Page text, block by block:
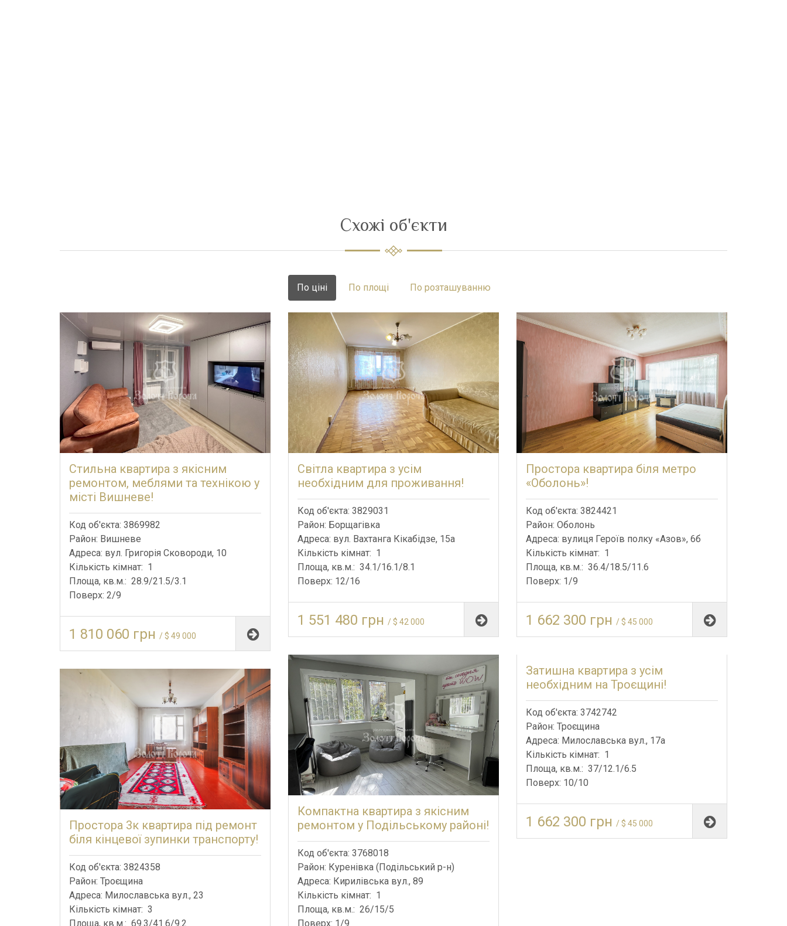
Схожі об'єкти
По ціні По площі По розташуванню
Стильна квартира з якісним
ремонтом, меблями та технікою у
місті Вишневе!
Код об'єкта: 3869982
Район: Вишневе
Адреса: вул. Григорія Сковороди, 10
Кількість кімнат: 1
Площа, кв.м.: 28.9/21.5/3.1
Поверх: 2/9
1 810 060 грн / $ 49 000
Світла квартира з усім
необхідним для проживання!
Код об'єкта: 3829031
Район: Борщагівка
Адреса: вул. Вахтанга Кікабідзе, 15а
Кількість кімнат: 1
Площа, кв.м.: 34.1/16.1/8.1
Поверх: 12/16
1 551 480 грн / $ 42 000
Простора квартира біля метро
«Оболонь»!
Код об'єкта: 3824421
Район: Оболонь
Адреса: вулиця Героїв полку «Азов», 6б
Кількість кімнат: 1
Площа, кв.м.: 36.4/18.5/11.6
Поверх: 1/9
1 662 300 грн / $ 45 000
Простора 3к квартира під ремонт
біля кінцевої зупинки транспорту!
Код об'єкта: 3824358
Район: Троєщина
Адреса: Милославська вул., 23
Кількість кімнат: 3
Площа, кв.м.: 69.3/41.6/9.2
Компактна квартира з якісним
ремонтом у Подільському районі!
Код об'єкта: 3768018
Район: Куренівка (Подільський р-н)
Адреса: Кирилівська вул., 89
Кількість кімнат: 1
Площа, кв.м.: 26/15/5
Поверх: 1/9
Затишна квартира з усім
необхідним на Троєщині!
Код об'єкта: 3742742
Район: Троєщина
Адреса: Милославська вул., 17а
Кількість кімнат: 1
Площа, кв.м.: 37/12.1/6.5
Поверх: 10/10
1 662 300 грн / $ 45 000